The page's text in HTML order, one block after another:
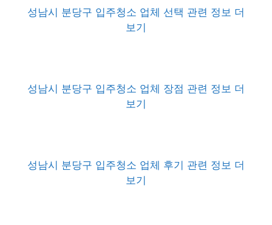
성남시 분당구 입주청소 업체 선택 관련 정보 더
보기
성남시 분당구 입주청소 업체 장점 관련 정보 더
보기
성남시 분당구 입주청소 업체 후기 관련 정보 더
보기